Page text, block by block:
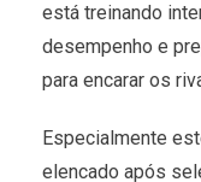
está treinando
desempenho e
para encarar os
Especialmente
elencado após